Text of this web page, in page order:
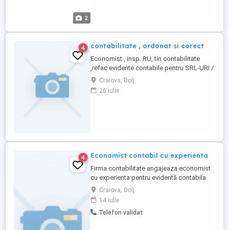
2
4 contabilitate , ordonat si corect
Economist , insp. RU, tin contabilitate
,refac evidente contabile pentru SRL-URI /
ONG/ SA /II/PFA/IF / CABINETE
INDIVIDUALE ( medici, notari, avocati,
executori judecatoresti,ETC ), ordonat,
Craiova, Dolj
26 iulie
4 Economist contabil cu experienta
Firma contabilitate angajeaza economist
cu experienta pentru evidentă contabila
societati. Conditii angajare: - cunostinte
financiar-contabile, inclusiv balanta si
bilant - cunostinte personal, Revisal.
Program de lucru: Luni- Vineri 8:30-16:30.
Craiova, Dolj
14 iulie
Telefon validat